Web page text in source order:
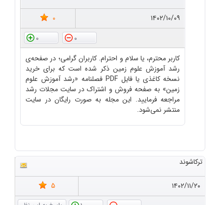
۱۴۰۲/۱۰/۰۹
0
0
0
کاربر محترم، یا سلام و احترام. کاربران گرامی؛ در صفحه‌ی
رشد آموزش علوم زمین ذکر شده است که برای خرید
نسخه کاغذی یا فایل PDF فصلنامه «رشد آموزش علوم
زمین» به صفحه فروش و اشتراک در سایت مجلات رشد
مراجعه فرمایید. این مجله به صورت رایگان در سایت
منتشر نمی‌شود.
ترکاشوند
۱۴۰۲/۱۱/۲۰
5